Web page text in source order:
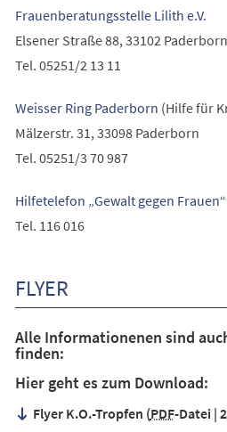
Tab)Frauenberatungsstelle Lilith e.V.
(Öffnet
einem
Tab)
Elsener Straße 88, 33102 Paderborn
Tel. 05251/2 13 11
Weisser Ring Paderborn
(Öffnet
einem
Tab)
(Hilfe für
Mälzerstr. 31, 33098 Paderborn
Tel. 05251/3 70 987
Hilfetelefon „Gewalt gegen Frauen“
(Öffnet
Tab)
Tel. 116 016
FLYER
Alle Informationenen sind
finden:
Hier geht es zum Download:
Flyer K.O.-Tropfen PDF-Datei